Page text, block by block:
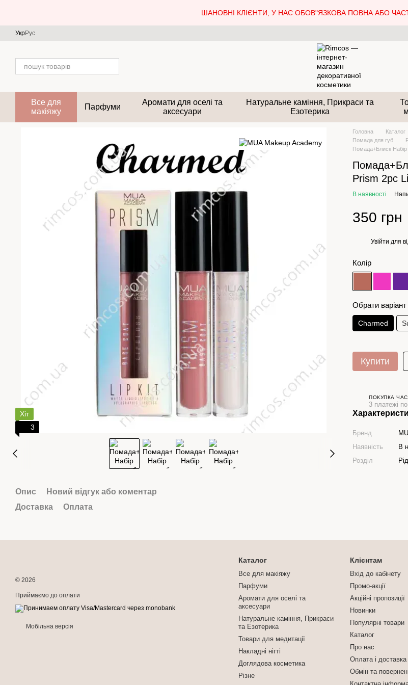
ШАНОВНІ КЛІЄНТИ, У НАС ОБОВ"ЯЗКОВА ПОВНА АБО
УкрРус
Все для
макіяжу
Парфуми
Аромати для оселі та
аксесуари
Натуральне каміння, Прикраси та
Езотерика
Хіт
3
Опис
Новий відгук або коментар
Доставка
Оплата
Головна Каталог
Помада для губ
Помада+Блиск
Prism 2pc
В наявності
350 грн
Увійти для
Колір
Обрати варіант
Charmed
Купити
ПОКУПКА
3 платежі
Бренд
Наявність
В
Розділ
© 2026
Приймаємо до оплати
Мобільна версія
Каталог
Все для макіяжу
Парфуми
Аромати для оселі та
аксесуари
Натуральне каміння, Прикраси
та Езотерика
Товари для медитації
Накладні нігті
Доглядова косметика
Різне
Клієнтам
Вхід до кабінету
Промо-акції
Акційні пропозиції
Новинки
Популярні товари
Каталог
Про нас
Оплата і доставка
Обмін та